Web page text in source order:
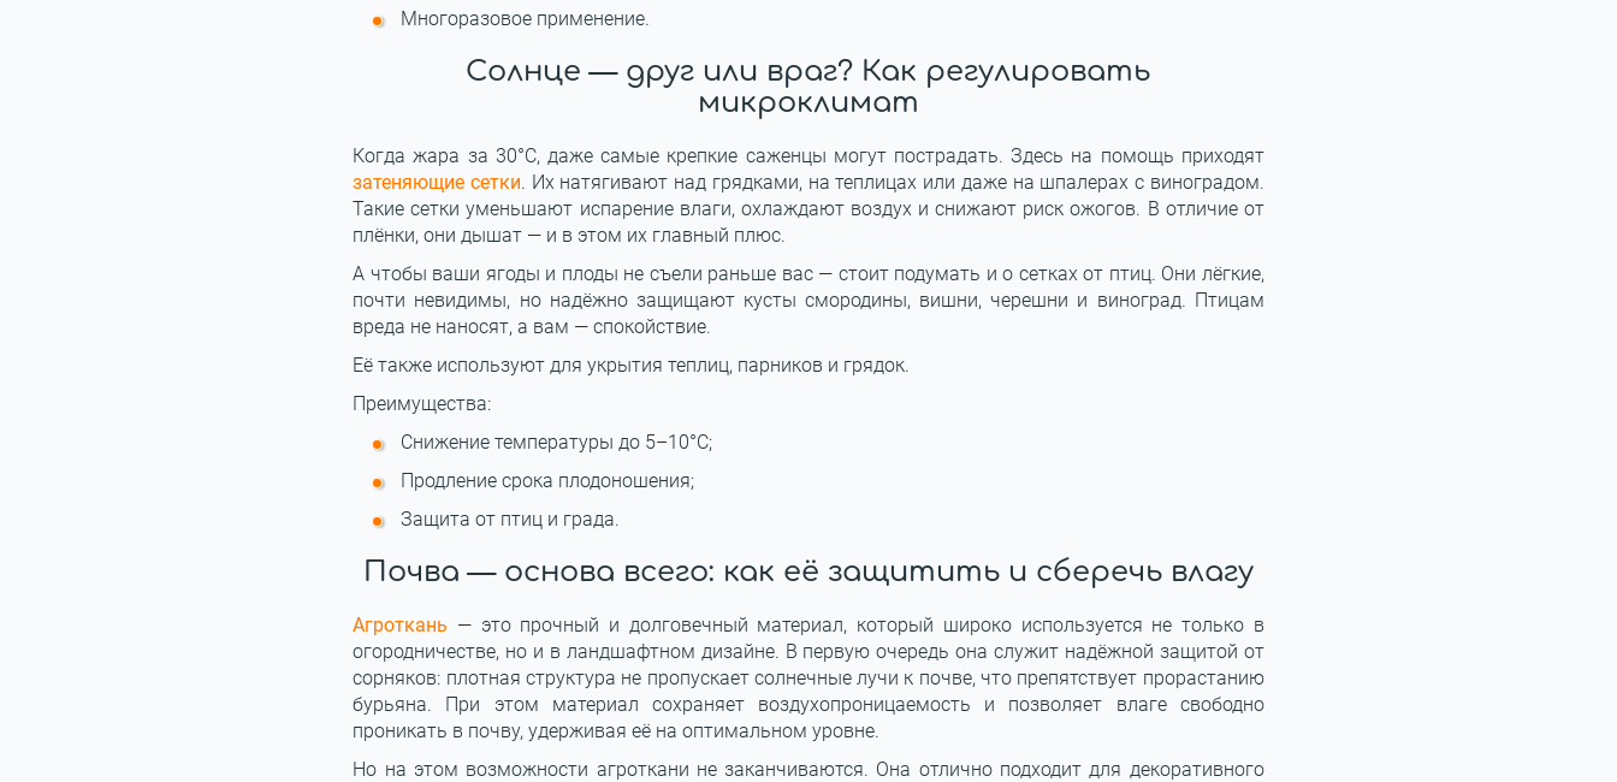
Многоразовое применение.
Солнце — друг или враг? Как регулировать
микроклимат
Когда жара за 30°C, даже самые крепкие саженцы могут пострадать. Здесь на помощь приходят
затеняющие сетки. Их натягивают над грядками, на теплицах или даже на шпалерах с виноградом.
Такие сетки уменьшают испарение влаги, охлаждают воздух и снижают риск ожогов. В отличие от
плёнки, они дышат — и в этом их главный плюс.
А чтобы ваши ягоды и плоды не съели раньше вас — стоит подумать и о сетках от птиц. Они лёгкие,
почти невидимы, но надёжно защищают кусты смородины, вишни, черешни и виноград. Птицам
вреда не наносят, а вам — спокойствие.
Её также используют для укрытия теплиц, парников и грядок.
Преимущества:
Снижение температуры до 5–10°C;
Продление срока плодоношения;
Защита от птиц и града.
Почва — основа всего: как её защитить и сберечь влагу
Агроткань — это прочный и долговечный материал, который широко используется не только в
огородничестве, но и в ландшафтном дизайне. В первую очередь она служит надёжной защитой от
сорняков: плотная структура не пропускает солнечные лучи к почве, что препятствует прорастанию
бурьяна. При этом материал сохраняет воздухопроницаемость и позволяет влаге свободно
проникать в почву, удерживая её на оптимальном уровне.
Но на этом возможности агроткани не заканчиваются. Она отлично подходит для декоративного